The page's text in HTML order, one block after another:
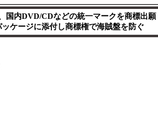
国内DVD/CDなどの統一マークを商標出願
ッケージに添付し商標権で海賊盤を防ぐ